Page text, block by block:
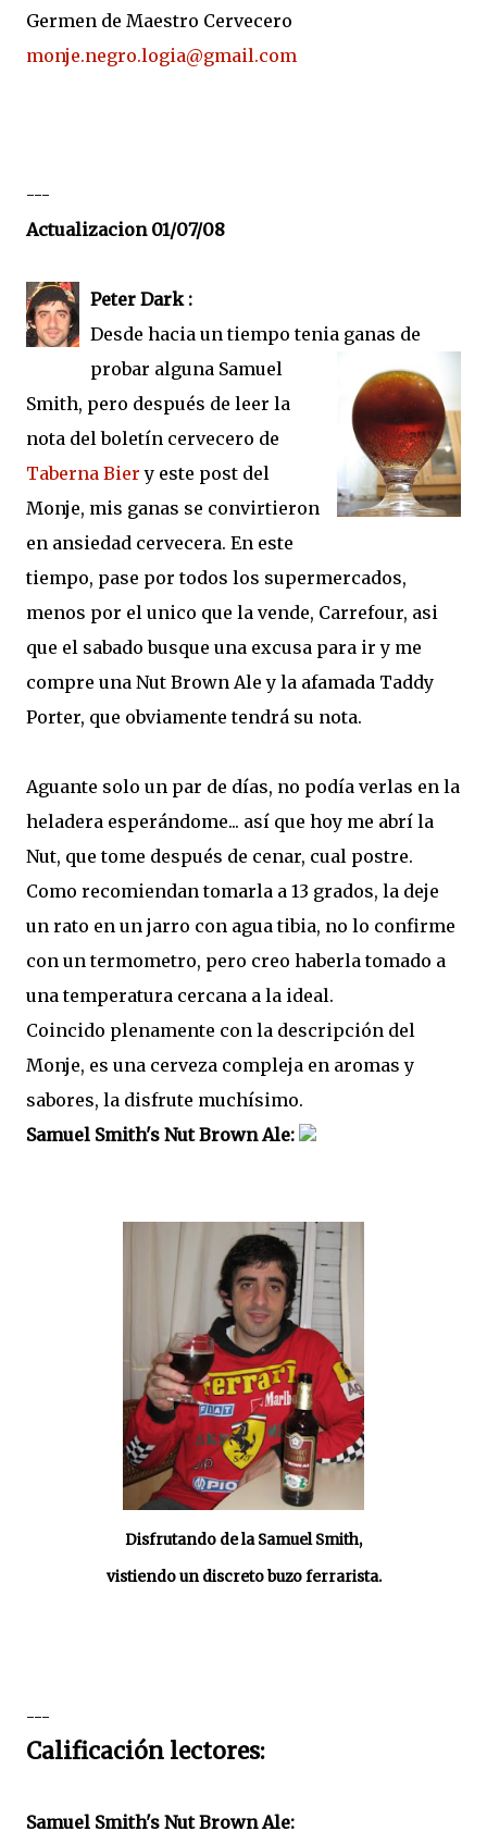
Germen de Maestro Cervecero
monje.negro.logia@gmail.com
---
Actualizacion 01/07/08
Peter Dark :
Desde hacia un tiempo tenia ganas de
probar alguna Samuel
Smith, pero después de leer la
nota del boletín cervecero de
Taberna Bier y este post del
Monje, mis ganas se convirtieron
en ansiedad cervecera. En este
tiempo, pase por todos los supermercados,
menos por el unico que la vende, Carrefour, asi
que el sabado busque una excusa para ir y me
compre una Nut Brown Ale y la afamada Taddy
Porter, que obviamente tendrá su nota.
Aguante solo un par de días, no podía verlas en la
heladera esperándome... así que hoy me abrí la
Nut, que tome después de cenar, cual postre.
Como recomiendan tomarla a 13 grados, la deje
un rato en un jarro con agua tibia, no lo confirme
con un termometro, pero creo haberla tomado a
una temperatura cercana a la ideal.
Coincido plenamente con la descripción del
Monje, es una cerveza compleja en aromas y
sabores, la disfrute muchísimo.
Samuel Smith's Nut Brown Ale:
Disfrutando de la Samuel Smith,
vistiendo un discreto buzo ferrarista.
---
Calificación lectores:
Samuel Smith's Nut Brown Ale: